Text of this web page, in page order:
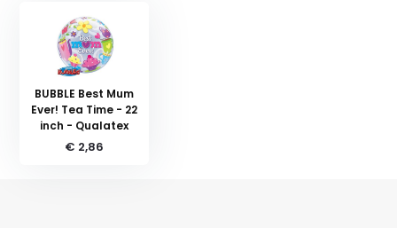
BUBBLE Best Mum
Ever! Tea Time - 22
inch - Qualatex
€ 2,86